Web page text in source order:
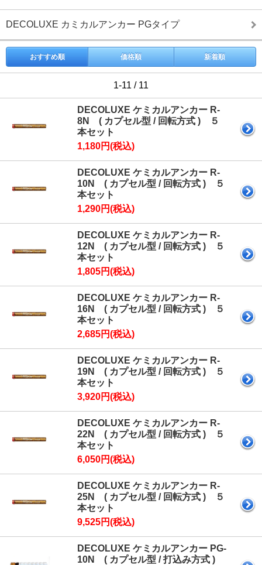
DECOLUXE カミカルアンカー PGタイプ
おすすめ順 価格順 新着順
1-11 / 11
DECOLUXE ケミカルアンカー R-
8N ( カプセル型 / 回転方式 ) ５
本セット
1,180円(税込)
DECOLUXE ケミカルアンカー R-
10N ( カプセル型 / 回転方式 ) ５
本セット
1,290円(税込)
DECOLUXE ケミカルアンカー R-
12N ( カプセル型 / 回転方式 ) ５
本セット
1,805円(税込)
DECOLUXE ケミカルアンカー R-
16N ( カプセル型 / 回転方式 ) ５
本セット
2,685円(税込)
DECOLUXE ケミカルアンカー R-
19N ( カプセル型 / 回転方式 ) ５
本セット
3,920円(税込)
DECOLUXE ケミカルアンカー R-
22N ( カプセル型 / 回転方式 ) ５
本セット
6,050円(税込)
DECOLUXE ケミカルアンカー R-
25N ( カプセル型 / 回転方式 ) ５
本セット
9,525円(税込)
DECOLUXE ケミカルアンカー PG-
10N ( カプセル型 / 打込み方式 )